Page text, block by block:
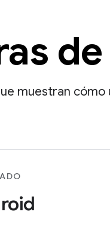
muestran cómo